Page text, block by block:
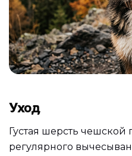
Уход
Густая шерсть чешской
регулярного